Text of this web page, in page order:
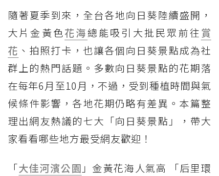
隨著夏季到來，全台各地向日葵陸續盛開，
大片金黃色花海總能吸引大批民眾前往 賞
花 、拍照打卡，也讓各個向日葵景點成為社
群上的熱門話題。多數向日葵景點的花期落
在每年6月至10月，不過，受到種植時間與氣
候條件影響，各地花期仍略有差異。本篇整
理出網友熱議的七大「向日葵景點」，帶大
家看看哪些地方最受網友歡迎！
「大佳河濱公園 」金黃花海人氣高 「后里環